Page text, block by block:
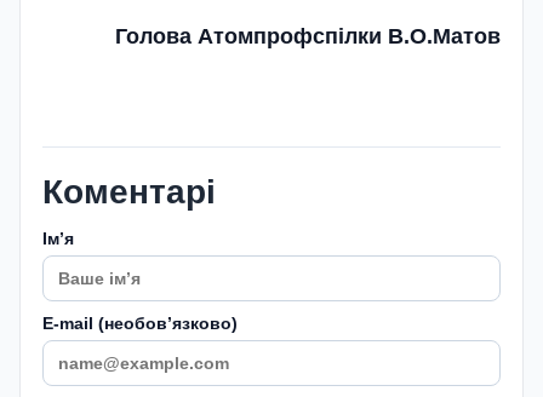
Голова Атомпрофспілки В.О.Матов
Коментарі
Імʼя
E-mail (необовʼязково)